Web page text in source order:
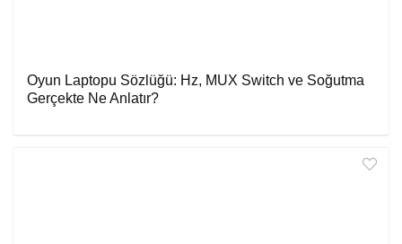
Oyun Laptopu Sözlüğü: Hz, MUX Switch ve Soğutma
Gerçekte Ne Anlatır?